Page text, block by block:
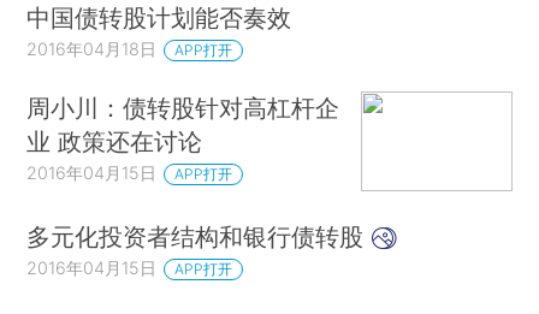
中国债转股计划能否奏效
2016年04月18日 APP打开
周小川：债转股针对高杠杆企
业 政策还在讨论
2016年04月15日 APP打开
多元化投资者结构和银行债转股
2016年04月15日 APP打开